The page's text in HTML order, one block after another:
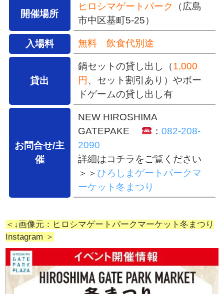
開催場所
ヒロシマゲートパーク
（広島
市中区基町5-25）
入場料 無料 飲食代別途
貸出
鍋セットの貸し出し（1,000
円、セット割引あり）やボー
ドゲームの貸し出し有
お問合せ/主
催
NEW HIROSHIMA
GATEPAKE
：082-208-
2090
詳細はコチラをご覧ください
＞＞ ひろしまゲートパークマ
ーケット冬まつり
＜↓画像元：ヒロシマゲートパークマーケット冬まつり
Instagram ＞